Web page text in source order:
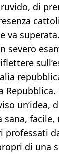
di
va
severo
un’idea,
facile,
professati
di una